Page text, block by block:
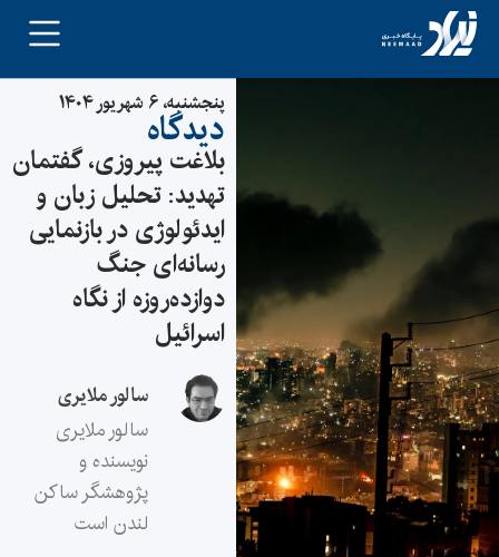
پنجشنبه، ۶ شهریور ۱۴۰۴
دیدگاه
بلاغت پیروزی، گفتمان
تهدید: تحلیل زبان و
ایدئولوژی در بازنمایی
رسانه‌ای جنگ
دوازده‌روزه از نگاه
اسرائیل
سالور ملایری
سالور ملایری
نویسنده و
پژوهشگر ساکن
لندن است